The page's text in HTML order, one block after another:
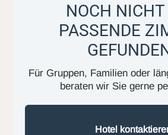
NOCH NICHT
PASSENDE
Für Gruppen, Familien oder
beraten wir Sie gerne
Hotel